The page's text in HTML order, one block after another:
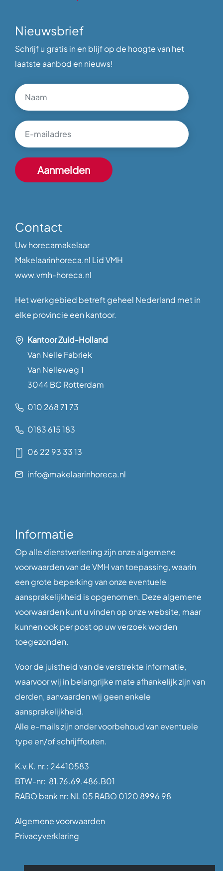
Nieuwsbrief
Schrijf u gratis in en blijf op de hoogte van het
laatste aanbod en nieuws!
Contact
Uw horecamakelaar
Makelaarinhoreca.nl Lid VMH
www.vmh-horeca.nl
Het werkgebied betreft geheel Nederland met in
elke provincie een kantoor.
Kantoor Zuid-Holland
Van Nelle Fabriek
Van Nelleweg 1
3044 BC Rotterdam
010 268 71 73
0183 615 183
06 22 93 33 13
info@makelaarinhoreca.nl
Informatie
Op alle dienstverlening zijn onze algemene
voorwaarden van de VMH van toepassing, waarin
een grote beperking van onze eventuele
aansprakelijkheid is opgenomen. Deze algemene
voorwaarden kunt u vinden op onze website, maar
kunnen ook per post op uw verzoek worden
toegezonden.
Voor de juistheid van de verstrekte informatie,
waarvoor wij in belangrijke mate afhankelijk zijn van
derden, aanvaarden wij geen enkele
aansprakelijkheid.
Alle e-mails zijn onder voorbehoud van eventuele
type en/of schrijffouten.
K.v.K. nr.: 24410583
BTW-nr: 81.76.69.486.B01
RABO bank nr: NL 05 RABO 0120 8996 98
Algemene voorwaarden
Privacyverklaring